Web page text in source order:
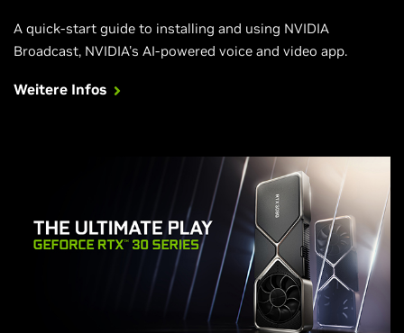
A quick-start guide to installing and using NVIDIA
Broadcast, NVIDIA's AI-powered voice and video app.
Weitere Infos